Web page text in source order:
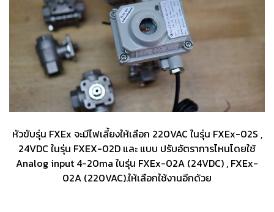
หัวขับรุ่น FXEx จะมีไฟเลี้ยงให้เลือก 220VAC ในรุ่น FXEx-02S ,
24VDC ในรุ่น FXEX-02D และ แบบ ปรับอัตราการไหนโดยใช้
Analog input 4-20ma ในรุ่น FXEx-02A (24VDC) , FXEx-
02A (220VAC).ให้เลือกใช้งานอีกด้วย